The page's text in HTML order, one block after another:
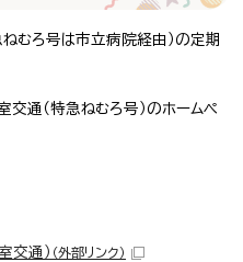
むろ号は市立病院経由）の定期
交通（特急ねむろ号）のホームペ
交通） （外部リンク）